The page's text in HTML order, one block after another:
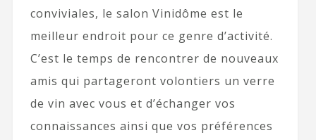
conviviales, le salon Vinidôme est le
meilleur endroit pour ce genre d’activité.
C’est le temps de rencontrer de nouveaux
amis qui partageront volontiers un verre
de vin avec vous et d’échanger vos
connaissances ainsi que vos préférences